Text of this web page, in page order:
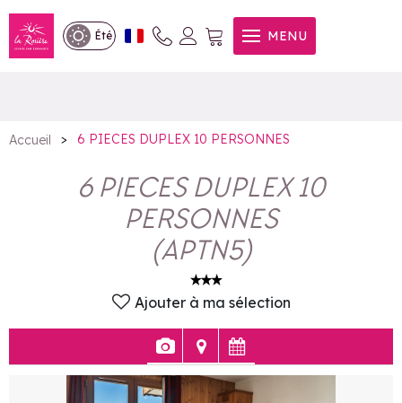
Été MENU
6 PIECES DUPLEX 10
PERSONNES
Accueil > 6 PIECES DUPLEX 10 PERSONNES
6 PIECES DUPLEX 10
PERSONNES
(APTN5)
Ajouter à ma sélection